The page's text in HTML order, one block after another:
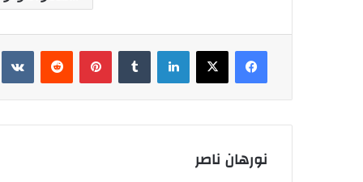
فيسبوك ‫X لينكدإن بينتيريست
نورهان ناصر